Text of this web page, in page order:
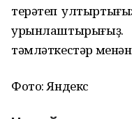
терәтеп
тәмләткестәр
Фото: Яндекс